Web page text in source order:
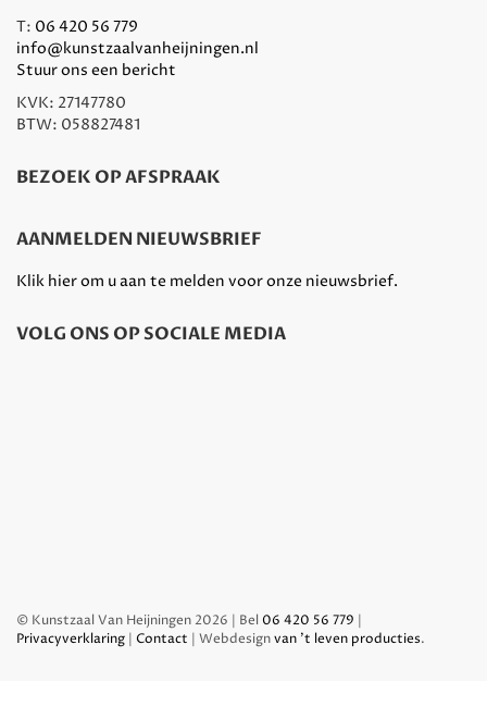
T: 06 420 56 779
info@kunstzaalvanheijningen.nl
Stuur ons een bericht
KVK: 27147780
BTW: 058827481
BEZOEK OP AFSPRAAK
AANMELDEN NIEUWSBRIEF
Klik hier om u aan te melden voor onze nieuwsbrief.
VOLG ONS OP SOCIALE MEDIA
© Kunstzaal Van Heijningen 2026 | Bel 06 420 56 779 |
Privacyverklaring | Contact | Webdesignvan 't leven producties.